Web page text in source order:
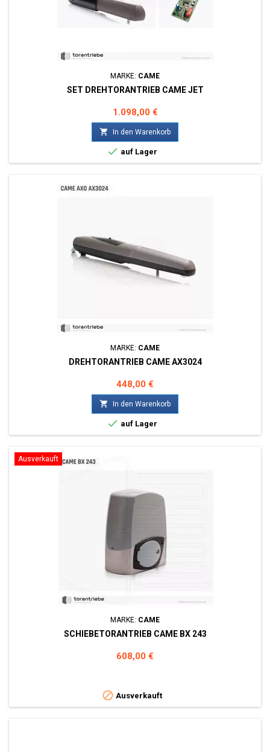
MARKE: CAME
SET DREHTORANTRIEB CAME JET
Preis
1.098,00 €
 In den Warenkorb
 auf Lager
MARKE: CAME
DREHTORANTRIEB CAME AX3024
Preis
448,00 €
 In den Warenkorb
 auf Lager
Ausverkauft
MARKE: CAME
SCHIEBETORANTRIEB CAME BX 243
Preis
608,00 €
 Ausverkauft